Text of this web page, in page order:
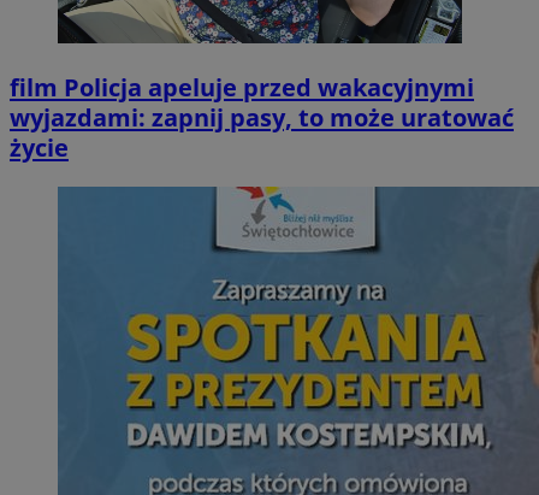
film Policja apeluje przed wakacyjnymi
wyjazdami: zapnij pasy, to może uratować
życie